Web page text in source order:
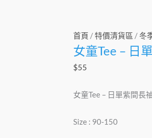
首頁 /特價清貨區 / 冬
女童Tee – 日
$55
女童Tee – 日單紫間長
Size : 90-150
女
童
Tee
日
紫